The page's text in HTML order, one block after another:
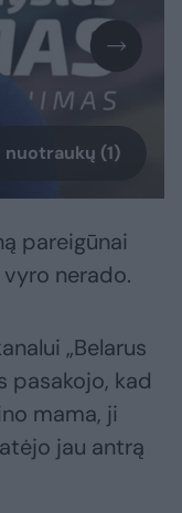
nuotraukų (1)
pareigūnai
nerado.
„Belarus
pasakojo, kad
mama, ji
jau antrą